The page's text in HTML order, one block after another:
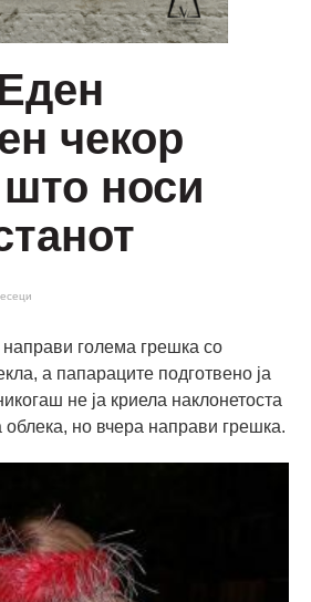
чекор
носи
направи голема грешка со
а папараците подготвено ја
не ја криела наклонетоста
облека, но вчера направи грешка.